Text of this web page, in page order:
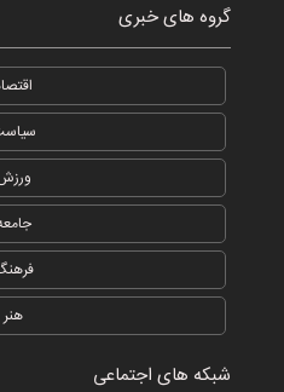
گروه های خبری
هنر
شبکه های اجتماعی